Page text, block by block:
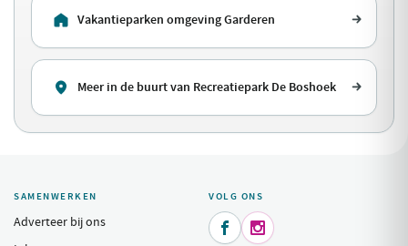
Vakantieparken omgeving Garderen
Meer in de buurt van Recreatiepark De Boshoek
SAMENWERKEN
Adverteer bij ons
VOLG ONS
 